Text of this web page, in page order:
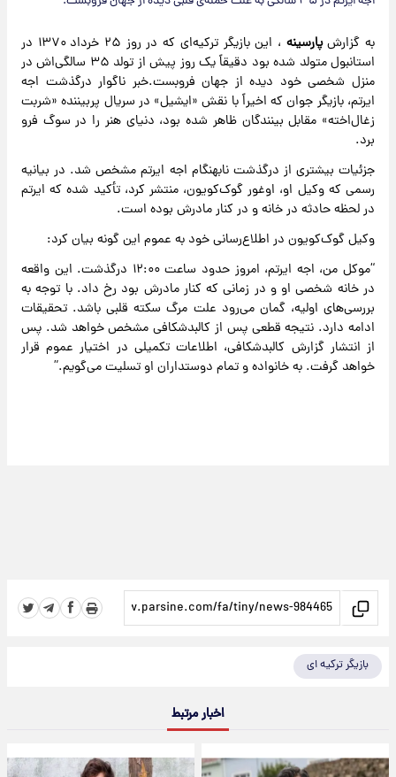
به گزارشپارسینه
، این بازیگر ترکیه‌ای که در روز ۲۵ خرداد ۱۳۷۰ در
استانبول متولد شده بود دقیقاً یک روز پیش از تولد ۳۵ سالگی‌اش در
منزل شخصی خود دیده از جهان فروبست.خبر ناگوار درگذشت اجه
ایرتم، بازیگر جوان که اخیراً با نقش «ایشیل» در سریال پربیننده «شربت
زغال‌اخته» مقابل بینندگان ظاهر شده بود، دنیای هنر را در سوگ فرو
برد.
جزئیات بیشتری از درگذشت نابهنگام اجه ایرتم مشخص شد. در بیانیه
رسمی که وکیل او، اوغور گوک‌کویون، منتشر کرد، تأکید شده که ایرتم
در لحظه حادثه در خانه و در کنار مادرش بوده است.
وکیل گوک‌کویون در اطلاع‌رسانی خود به عموم این گونه بیان کرد:
“موکل من، اجه ایرتم، امروز حدود ساعت ۱۲:۰۰ درگذشت. این واقعه
در خانه شخصی او و در زمانی که کنار مادرش بود رخ داد. با توجه به
بررسی‌های اولیه، گمان می‌رود علت مرگ سکته قلبی باشد. تحقیقات
ادامه دارد. نتیجه قطعی پس از کالبدشکافی مشخص خواهد شد. پس
از انتشار گزارش کالبدشکافی، اطلاعات تکمیلی در اختیار عموم قرار
خواهد گرفت. به خانواده و تمام دوستداران او تسلیت می‌گویم.”
بازیگر ترکیه ای
اخبار مرتبط